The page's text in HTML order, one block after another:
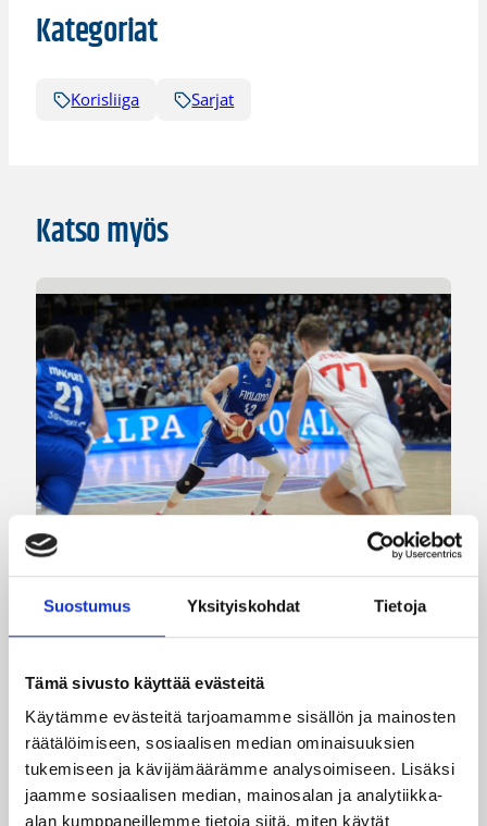
Suostumus Yksityiskohdat Tietoja
Tämä sivusto käyttää evästeitä
Käytämme evästeitä tarjoamamme sisällön ja mainosten
räätälöimiseen, sosiaalisen median ominaisuuksien
tukemiseen ja kävijämäärämme analysoimiseen. Lisäksi
jaamme sosiaalisen median, mainosalan ja analytiikka-
alan kumppaneillemme tietoja siitä, miten käytät
Kategoriat
Korisliiga Sarjat
Katso myös
Korisliiga 07.08.2026 09:23
haaviin
Dolenc on rakentanut pitkän ammattilaisuran
Suomen lisäksi Ranskassa, Itävallassa,
Liettuassa, Romaniassa, Bosniassa ja viimeksi